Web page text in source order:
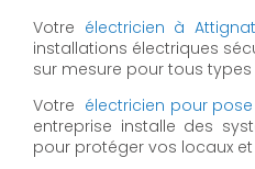
Votre électricien à Attignat
installations électriques
sur mesure pour tous
Votre électricien pour
entreprise installe des
pour protéger vos locaux